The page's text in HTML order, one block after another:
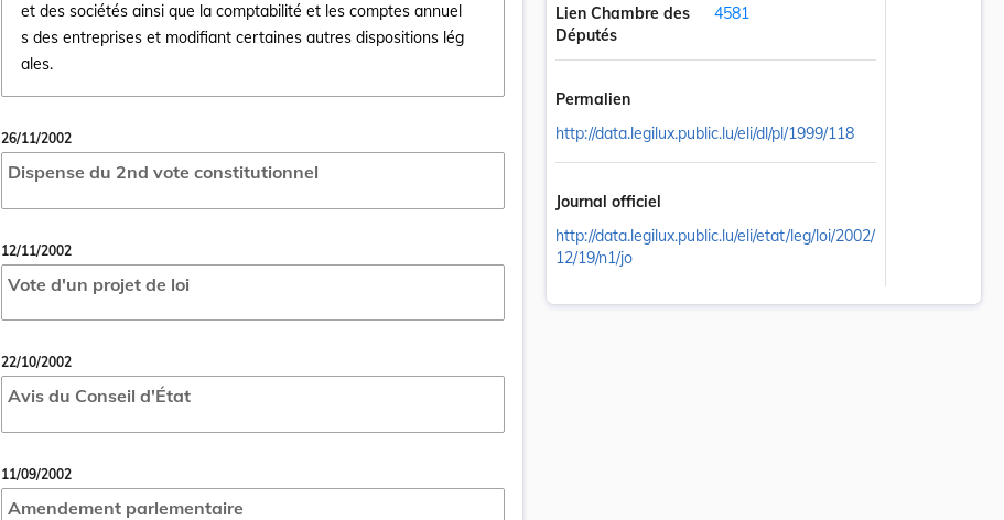
et des sociétés ainsi que la comptabilité et les comptes annuel
s des entreprises et modifiant certaines autres dispositions lég
ales.
Ouvrir le document Loi du 19 décembre 2002 concernant le registre de commerce et des sociétés ainsi que la comptabilité et les
26/11/2002
Dispense du 2nd vote constitutionnel
12/11/2002
Vote d'un projet de loi
22/10/2002
Avis du Conseil d'État
11/09/2002
Amendement parlementaire
Lien Chambre des
Députés
4581
Permalien
http://data.legilux.public.lu/eli/dl/pl/1999/118
Journal officiel
http://data.legilux.public.lu/eli/etat/leg/loi/2002/
12/19/n1/jo